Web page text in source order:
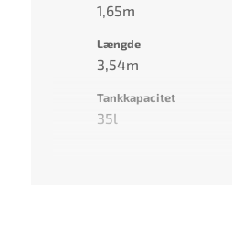
1,65m
Længde
3,54m
Tankkapacitet
35l